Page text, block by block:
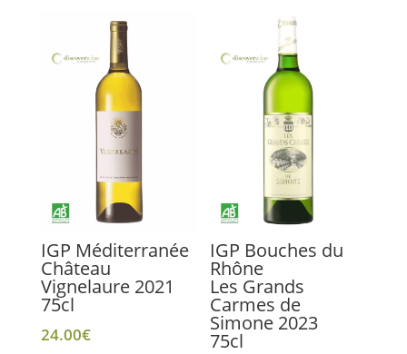
IGP Méditerranée
Château
Vignelaure 2021
75cl
24.00€
IGP Bouches du
Rhône
Les Grands
Carmes de
Simone 2023
75cl